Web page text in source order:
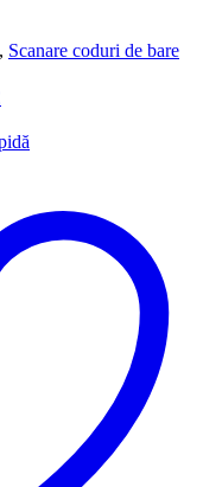
, Scanare coduri de bare